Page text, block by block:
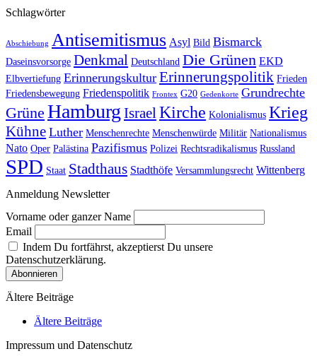
Schlagwörter
Abschiebung Antisemitismus Asyl Bild Bismarck
Daseinsvorsorge Denkmal Deutschland Die Grünen EKD
Elbvertiefung Erinnerungskultur Erinnerungspolitik Frieden
Friedensbewegung Friedenspolitik Frontex G20 Gedenkorte Grundrechte
Grüne Hamburg Israel Kirche Kolonialismus Krieg
Kühne Luther Menschenrechte Menschenwürde Militär Nationalismus
Nato Oper Palästina Pazifismus Polizei Rechtsradikalismus Russland
SPD Staat Stadthaus Stadthöfe Versammlungsrecht Wittenberg
Anmeldung Newsletter
Vorname oder ganzer Name
Email
Indem Du fortfährst, akzeptierst Du unsere
Datenschutzerklärung.
Ältere Beiträge
Ältere Beiträge
Impressum und Datenschutz